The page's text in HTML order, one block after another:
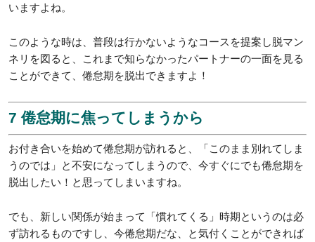
いますよね。
このような時は、普段は行かないようなコースを提案し脱マン
ネリを図ると、これまで知らなかったパートナーの一面を見る
ことができて、倦怠期を脱出できますよ！
7 倦怠期に焦ってしまうから
お付き合いを始めて倦怠期が訪れると、「このまま別れてしま
うのでは」と不安になってしまうので、今すぐにでも倦怠期を
脱出したい！と思ってしまいますね。
でも、新しい関係が始まって「慣れてくる」時期というのは必
ず訪れるものですし、今倦怠期だな、と気付くことができれば